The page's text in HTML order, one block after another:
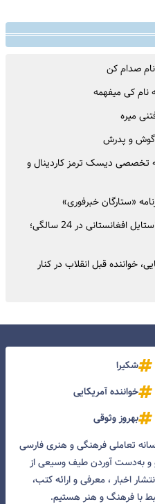
نام صدام کن
نام کی میفهمه
میره
و پدرش
تخصصی دیسک ترمز کاردینال و
«ستارگان خبرفوری»
سفر به گذشته؛ گوگوش با تیپ و استایل افغانستانی در 24 سالگی؛
قبل انقلاب در کنار
شکیرا
خواننده آمریکایی
بهروز وثوقی
تعاملی فرهنگی و هنری فارسی
به‌دست آوردن طیف وسیعی از
اخبار ، معرفی و ارائه کتب،
با فرهنگ و هنر هستیم.